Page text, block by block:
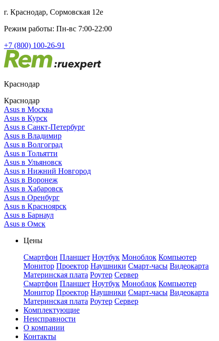
г. Краснодар, Сормовская 12е
Режим работы: Пн-вс 7:00-22:00
+7 (800) 100-26-91
Краснодар
Краснодар
Asus в Москва
Asus в Курск
Asus в Санкт-Петербург
Asus в Владимир
Asus в Волгоград
Asus в Тольятти
Asus в Ульяновск
Asus в Нижний Новгород
Asus в Воронеж
Asus в Хабаровск
Asus в Оренбург
Asus в Красноярск
Asus в Барнаул
Asus в Омск
Цены
Смартфон Планшет Ноутбук Моноблок Компьютер
Монитор Проектор Наушники Смарт-часы Видеокарта
Материнская плата Роутер Сервер
Смартфон Планшет Ноутбук Моноблок Компьютер
Монитор Проектор Наушники Смарт-часы Видеокарта
Материнская плата Роутер Сервер
Комплектующие
Неисправности
О компании
Контакты